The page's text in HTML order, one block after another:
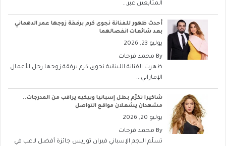
المتابعين عبر...
أحدث ظهور للفنانة نجوى كرم برفقة زوجها عمر الدهماني
بعد شائعات انفصالهما
يوليو 23, 2026
By محمد فرحات
ظهرت الفنانة اللبنانية نجوى كرم برفقة زوجها رجل الأعمال
الإماراتي...
شاكيرا تكرّم بطل إسبانيا وبيكيه يراقب من المدرجات..
مشهدان يشعلان مواقع التواصل
يوليو 20, 2026
By محمد فرحات
تسلّم النجم الإسباني فيران توريس جائزة أفضل لاعب في